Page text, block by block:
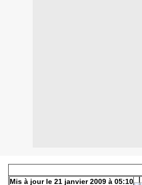
Mis à jour le 21 janvier 2009 à 05:10